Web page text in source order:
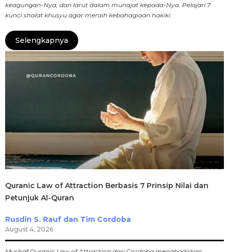
keagungan-Nya, dan larut dalam munajat kepada-Nya. Pelajari 7
kunci shalat khusyu agar meraih kebahagiaan hakiki.
Selengkapnya
Quranic Law of Attraction Berbasis 7 Prinsip Nilai dan
Petunjuk Al-Quran
Rusdin S. Rauf dan Tim Cordoba
August 4, 2026